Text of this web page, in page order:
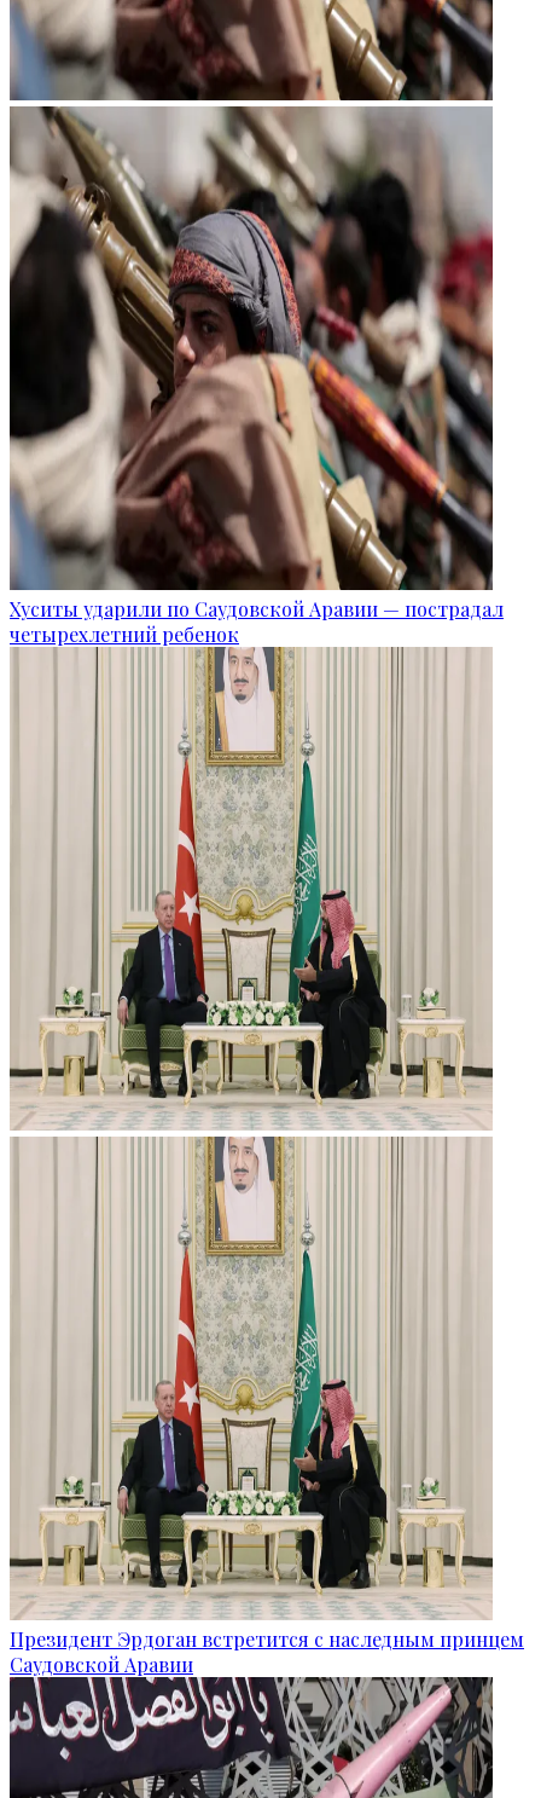
Хуситы ударили по Саудовской Аравии — пострадал
четырехлетний ребенок
Президент Эрдоган встретится с наследным принцем
Саудовской Аравии